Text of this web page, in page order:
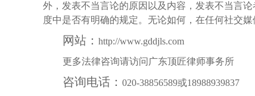
外，发表不当言论的原因以及内容，发表不当言
度中是否有明确的规定。无论如何，在任何社交
网站： http://www.gddjls.com
更多法律咨询请访问广东顶匠律师事务所
咨询电话： 020-38856589或18988939837